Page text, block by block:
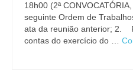
18h00 (2ª
seguinte Ordem de
ata da reunião anterior; 2.
contas do exercício do …